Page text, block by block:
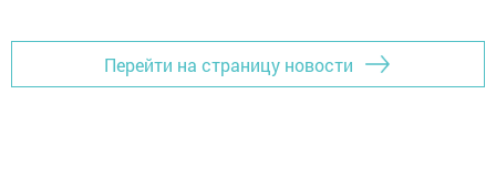
Перейти на страницу новости